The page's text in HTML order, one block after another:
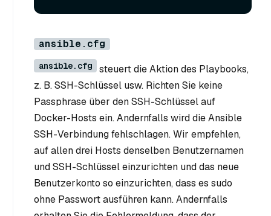
ansible.cfg
ansible.cfg
steuert die Aktion des Playbooks,
z. B. SSH-Schlüssel usw. Richten Sie keine
Passphrase über den SSH-Schlüssel auf
Docker-Hosts ein. Andernfalls wird die Ansible
SSH-Verbindung fehlschlagen. Wir empfehlen,
auf allen drei Hosts denselben Benutzernamen
und SSH-Schlüssel einzurichten und das neue
Benutzerkonto so einzurichten, dass es sudo
ohne Passwort ausführen kann. Andernfalls